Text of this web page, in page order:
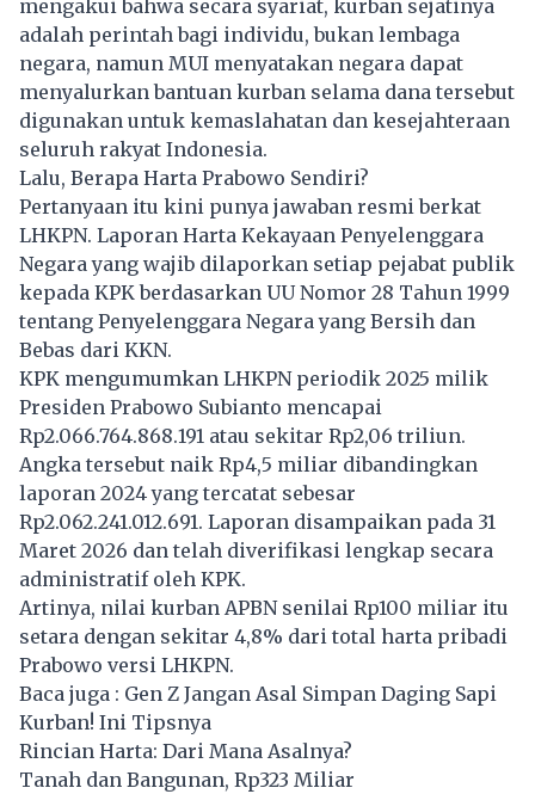
mengakui bahwa secara syariat, kurban sejatinya
adalah perintah bagi individu, bukan lembaga
negara, namun MUI menyatakan negara dapat
menyalurkan bantuan kurban selama dana tersebut
digunakan untuk kemaslahatan dan kesejahteraan
seluruh rakyat Indonesia.
Lalu, Berapa Harta Prabowo Sendiri?
Pertanyaan itu kini punya jawaban resmi berkat
LHKPN. Laporan Harta Kekayaan Penyelenggara
Negara yang wajib dilaporkan setiap pejabat publik
kepada KPK berdasarkan UU Nomor 28 Tahun 1999
tentang Penyelenggara Negara yang Bersih dan
Bebas dari KKN.
KPK mengumumkan LHKPN periodik 2025 milik
Presiden Prabowo Subianto mencapai
Rp2.066.764.868.191 atau sekitar Rp2,06 triliun.
Angka tersebut naik Rp4,5 miliar dibandingkan
laporan 2024 yang tercatat sebesar
Rp2.062.241.012.691. Laporan disampaikan pada 31
Maret 2026 dan telah diverifikasi lengkap secara
administratif oleh KPK.
Artinya, nilai kurban APBN senilai Rp100 miliar itu
setara dengan sekitar 4,8% dari total harta pribadi
Prabowo versi LHKPN.
Baca juga : Gen Z Jangan Asal Simpan Daging Sapi
Kurban! Ini Tipsnya
Rincian Harta: Dari Mana Asalnya?
Tanah dan Bangunan, Rp323 Miliar